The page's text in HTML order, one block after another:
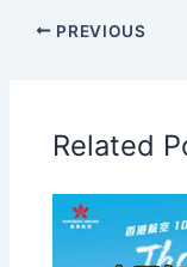
PREVIOUS
Related